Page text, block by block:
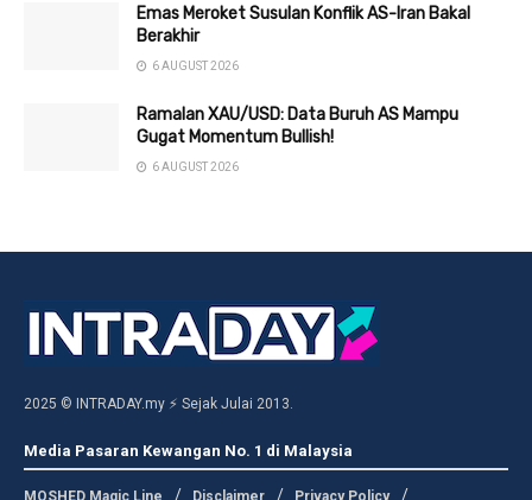
Emas Meroket Susulan Konflik AS-Iran Bakal
Berakhir
6 AUGUST 2026
Ramalan XAU/USD: Data Buruh AS Mampu
Gugat Momentum Bullish!
6 AUGUST 2026
2025 © INTRADAY.my ⚡ Sejak Julai 2013.
Media Pasaran Kewangan No. 1 di Malaysia
MOSHED Magic Line Disclaimer Privacy Policy